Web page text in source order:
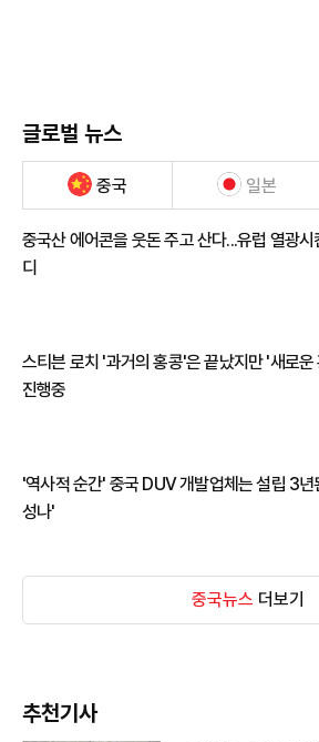
글로벌 뉴스
중국 일본
중국산 에어콘을 웃돈 주고 산다...유럽 열광시
디
스티븐 로치 '과거의 홍콩'은 끝났지만 '새로운
진행중
'역사적 순간' 중국 DUV 개발업체는 설립 3년
성나'
중국뉴스 더보기
추천기사